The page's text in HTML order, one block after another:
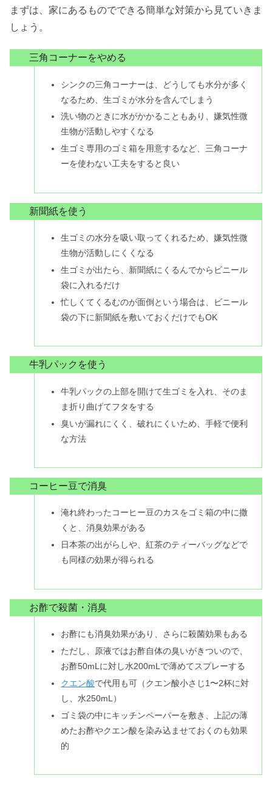
まずは、家にあるものでできる簡単な対策から見ていきま
しょう。
三角コーナーをやめる
シンクの三角コーナーは、どうしても水分が多く
なるため、生ゴミが水分を含んでしまう
洗い物のときに水がかかることもあり、嫌気性微
生物が活動しやすくなる
生ゴミ専用のゴミ箱を用意するなど、三角コーナ
ーを使わない工夫をすると良い
新聞紙を使う
生ゴミの水分を吸い取ってくれるため、嫌気性微
生物が活動しにくくなる
生ゴミが出たら、新聞紙にくるんでからビニール
袋に入れるだけ
忙しくてくるむのが面倒という場合は、ビニール
袋の下に新聞紙を敷いておくだけでもOK
牛乳パックを使う
牛乳パックの上部を開けて生ゴミを入れ、そのま
ま折り曲げてフタをする
臭いが漏れにくく、破れにくいため、手軽で便利
な方法
コーヒー豆で消臭
淹れ終わったコーヒー豆のカスをゴミ箱の中に撒
くと、消臭効果がある
日本茶の出がらしや、紅茶のティーバッグなどで
も同様の効果が得られる
お酢で殺菌・消臭
お酢にも消臭効果があり、さらに殺菌効果もある
ただし、原液ではお酢自体の臭いがきついので、
お酢50mLに対し水200mLで薄めてスプレーする
クエン酸で代用も可（クエン酸小さじ1〜2杯に対
し、水250mL）
ゴミ袋の中にキッチンペーパーを敷き、上記の薄
めたお酢やクエン酸を染み込ませておくのも効果
的